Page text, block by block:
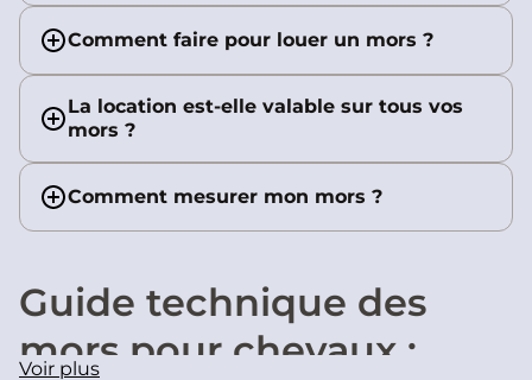
Comment faire pour louer un mors ?
La location est-elle valable sur tous vos
mors ?
Comment mesurer mon mors ?
Guide technique des
mors pour chevaux :
Voir plus